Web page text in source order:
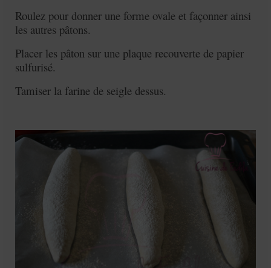
Roulez pour donner une forme ovale et façonner ainsi
les autres pâtons.
Placer les pâton sur une plaque recouverte de papier
sulfurisé.
Tamiser la farine de seigle dessus.